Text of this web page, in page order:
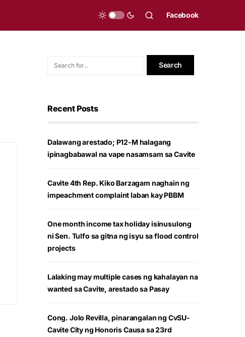
Facebook
Recent Posts
Dalawang arestado; P12-M halagang
ipinagbabawal na vape nasamsam sa Cavite
Cavite 4th Rep. Kiko Barzagam naghain ng
impeachment complaint laban kay PBBM
One month income tax holiday isinusulong
ni Sen. Tulfo sa gitna ng isyu sa flood control
projects
Lalaking may multiple cases ng kahalayan na
wanted sa Cavite, arestado sa Pasay
Cong. Jolo Revilla, pinarangalan ng CvSU-
Cavite City ng Honoris Causa sa 23rd